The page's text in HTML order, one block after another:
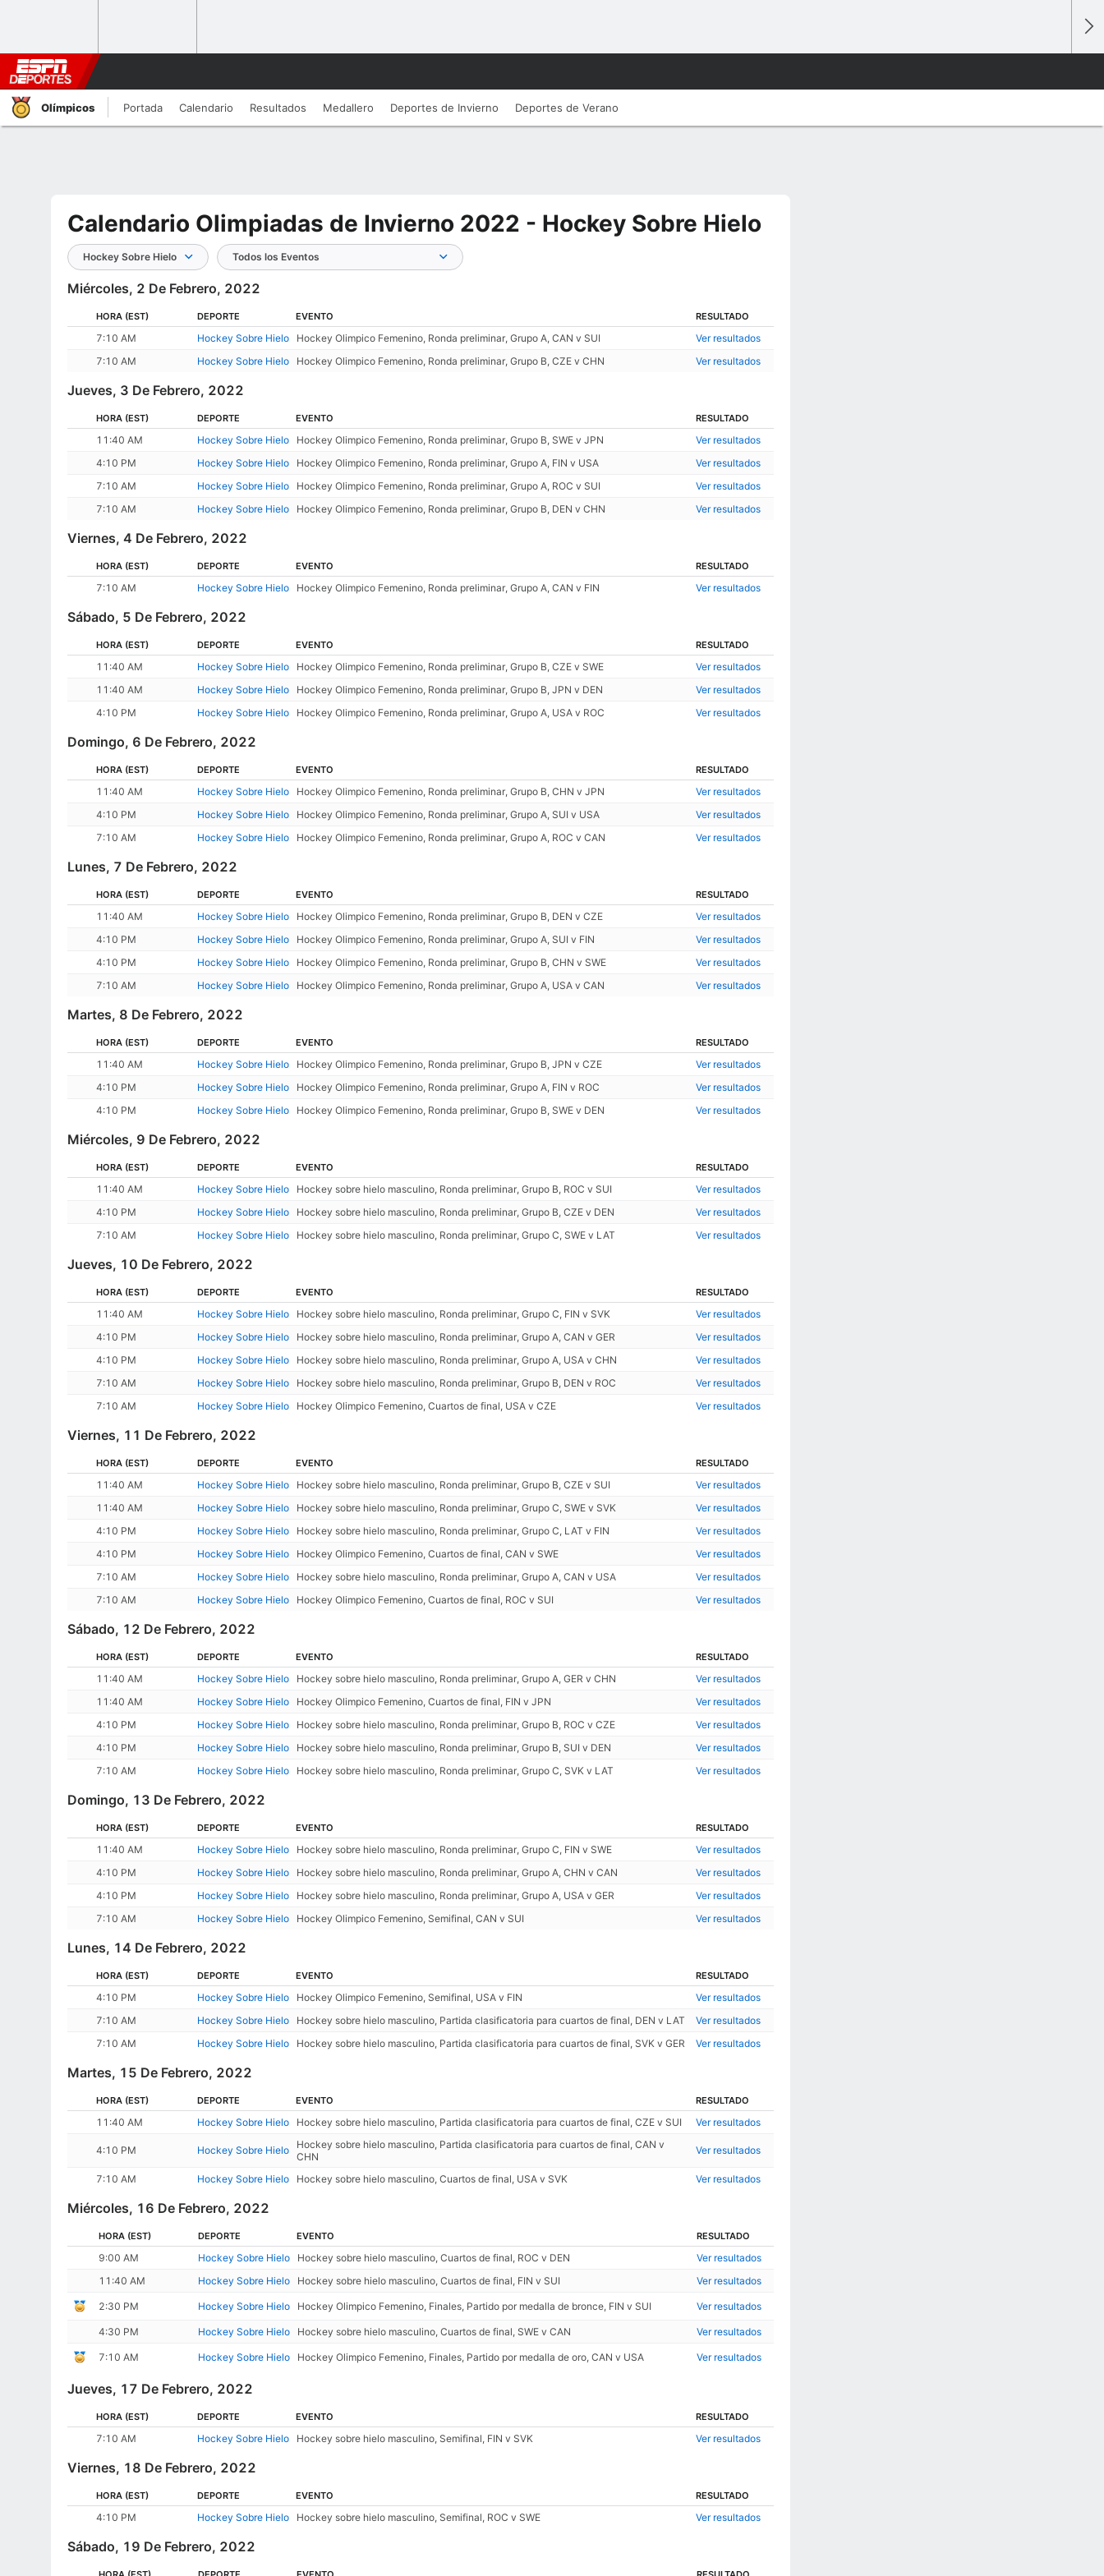
Olímpicos Portada Calendario Resultados Medallero Deportes de Invierno Deportes de Verano
Calendario Olimpiadas de Invierno 2022 - Hockey Sobre Hielo
Hockey Sobre Hielo Todos los Eventos
Miércoles, 2 De Febrero, 2022
HORA (EST) DEPORTE EVENTO RESULTADO
7:10 AM Hockey Sobre Hielo Hockey Olimpico Femenino, Ronda preliminar, Grupo A, CAN v SUI
Ver resultados
7:10 AM
Hockey Sobre Hielo Hockey Olimpico Femenino, Ronda preliminar, Grupo B, CZE v CHN Ver resultados
Jueves, 3 De Febrero, 2022
HORA (EST) DEPORTE EVENTO RESULTADO
11:40 AM Hockey Sobre Hielo Hockey Olimpico Femenino, Ronda preliminar, Grupo B, SWE v JPN
Ver resultados
4:10 PM
Hockey Sobre Hielo Hockey Olimpico Femenino, Ronda preliminar, Grupo A, FIN v USA
Ver resultados
7:10 AM
Hockey Sobre Hielo Hockey Olimpico Femenino, Ronda preliminar, Grupo A, ROC v SUI
Ver resultados
7:10 AM
Hockey Sobre Hielo Hockey Olimpico Femenino, Ronda preliminar, Grupo B, DEN v CHN Ver resultados
Viernes, 4 De Febrero, 2022
HORA (EST) DEPORTE EVENTO RESULTADO
7:10 AM Hockey Sobre Hielo Hockey Olimpico Femenino, Ronda preliminar, Grupo A, CAN v FIN Ver resultados
Sábado, 5 De Febrero, 2022
HORA (EST) DEPORTE EVENTO RESULTADO
11:40 AM Hockey Sobre Hielo Hockey Olimpico Femenino, Ronda preliminar, Grupo B, CZE v SWE
Ver resultados
11:40 AM
Hockey Sobre Hielo Hockey Olimpico Femenino, Ronda preliminar, Grupo B, JPN v DEN
Ver resultados
4:10 PM
Hockey Sobre Hielo Hockey Olimpico Femenino, Ronda preliminar, Grupo A, USA v ROC Ver resultados
Domingo, 6 De Febrero, 2022
HORA (EST) DEPORTE EVENTO RESULTADO
11:40 AM Hockey Sobre Hielo Hockey Olimpico Femenino, Ronda preliminar, Grupo B, CHN v JPN
Ver resultados
4:10 PM
Hockey Sobre Hielo Hockey Olimpico Femenino, Ronda preliminar, Grupo A, SUI v USA
Ver resultados
7:10 AM
Hockey Sobre Hielo Hockey Olimpico Femenino, Ronda preliminar, Grupo A, ROC v CAN Ver resultados
Lunes, 7 De Febrero, 2022
HORA (EST) DEPORTE EVENTO RESULTADO
11:40 AM Hockey Sobre Hielo Hockey Olimpico Femenino, Ronda preliminar, Grupo B, DEN v CZE
Ver resultados
4:10 PM
Hockey Sobre Hielo Hockey Olimpico Femenino, Ronda preliminar, Grupo A, SUI v FIN
Ver resultados
4:10 PM
Hockey Sobre Hielo Hockey Olimpico Femenino, Ronda preliminar, Grupo B, CHN v SWE
Ver resultados
7:10 AM
Hockey Sobre Hielo Hockey Olimpico Femenino, Ronda preliminar, Grupo A, USA v CAN Ver resultados
Martes, 8 De Febrero, 2022
HORA (EST) DEPORTE EVENTO RESULTADO
11:40 AM Hockey Sobre Hielo Hockey Olimpico Femenino, Ronda preliminar, Grupo B, JPN v CZE
Ver resultados
4:10 PM
Hockey Sobre Hielo Hockey Olimpico Femenino, Ronda preliminar, Grupo A, FIN v ROC
Ver resultados
4:10 PM
Hockey Sobre Hielo Hockey Olimpico Femenino, Ronda preliminar, Grupo B, SWE v DEN Ver resultados
Miércoles, 9 De Febrero, 2022
HORA (EST) DEPORTE EVENTO RESULTADO
11:40 AM Hockey Sobre Hielo Hockey sobre hielo masculino, Ronda preliminar, Grupo B, ROC v SUI
Ver resultados
4:10 PM
Hockey Sobre Hielo Hockey sobre hielo masculino, Ronda preliminar, Grupo B, CZE v DEN
Ver resultados
7:10 AM
Hockey Sobre Hielo Hockey sobre hielo masculino, Ronda preliminar, Grupo C, SWE v LAT Ver resultados
Jueves, 10 De Febrero, 2022
HORA (EST) DEPORTE EVENTO RESULTADO
11:40 AM Hockey Sobre Hielo Hockey sobre hielo masculino, Ronda preliminar, Grupo C, FIN v SVK
Ver resultados
4:10 PM
Hockey Sobre Hielo Hockey sobre hielo masculino, Ronda preliminar, Grupo A, CAN v GER
Ver resultados
4:10 PM
Hockey Sobre Hielo Hockey sobre hielo masculino, Ronda preliminar, Grupo A, USA v CHN
Ver resultados
7:10 AM
Hockey Sobre Hielo Hockey sobre hielo masculino, Ronda preliminar, Grupo B, DEN v ROC
Ver resultados
7:10 AM
Hockey Sobre Hielo Hockey Olimpico Femenino, Cuartos de final, USA v CZE Ver resultados
Viernes, 11 De Febrero, 2022
HORA (EST) DEPORTE EVENTO RESULTADO
11:40 AM Hockey Sobre Hielo Hockey sobre hielo masculino, Ronda preliminar, Grupo B, CZE v SUI
Ver resultados
11:40 AM
Hockey Sobre Hielo Hockey sobre hielo masculino, Ronda preliminar, Grupo C, SWE v SVK
Ver resultados
4:10 PM
Hockey Sobre Hielo Hockey sobre hielo masculino, Ronda preliminar, Grupo C, LAT v FIN
Ver resultados
4:10 PM
Hockey Sobre Hielo Hockey Olimpico Femenino, Cuartos de final, CAN v SWE
Ver resultados
7:10 AM
Hockey Sobre Hielo Hockey sobre hielo masculino, Ronda preliminar, Grupo A, CAN v USA
Ver resultados
7:10 AM
Hockey Sobre Hielo Hockey Olimpico Femenino, Cuartos de final, ROC v SUI Ver resultados
Sábado, 12 De Febrero, 2022
HORA (EST) DEPORTE EVENTO RESULTADO
11:40 AM Hockey Sobre Hielo Hockey sobre hielo masculino, Ronda preliminar, Grupo A, GER v CHN
Ver resultados
11:40 AM
Hockey Sobre Hielo Hockey Olimpico Femenino, Cuartos de final, FIN v JPN
Ver resultados
4:10 PM
Hockey Sobre Hielo Hockey sobre hielo masculino, Ronda preliminar, Grupo B, ROC v CZE
Ver resultados
4:10 PM
Hockey Sobre Hielo Hockey sobre hielo masculino, Ronda preliminar, Grupo B, SUI v DEN
Ver resultados
7:10 AM
Hockey Sobre Hielo Hockey sobre hielo masculino, Ronda preliminar, Grupo C, SVK v LAT Ver resultados
Domingo, 13 De Febrero, 2022
HORA (EST) DEPORTE EVENTO RESULTADO
11:40 AM Hockey Sobre Hielo Hockey sobre hielo masculino, Ronda preliminar, Grupo C, FIN v SWE
Ver resultados
4:10 PM
Hockey Sobre Hielo Hockey sobre hielo masculino, Ronda preliminar, Grupo A, CHN v CAN
Ver resultados
4:10 PM
Hockey Sobre Hielo Hockey sobre hielo masculino, Ronda preliminar, Grupo A, USA v GER
Ver resultados
7:10 AM
Hockey Sobre Hielo Hockey Olimpico Femenino, Semifinal, CAN v SUI Ver resultados
Lunes, 14 De Febrero, 2022
HORA (EST) DEPORTE EVENTO RESULTADO
4:10 PM Hockey Sobre Hielo Hockey Olimpico Femenino, Semifinal, USA v FIN
Ver resultados
7:10 AM
Hockey Sobre Hielo Hockey sobre hielo masculino, Partida clasificatoria para cuartos de final, DEN v LAT
Ver resultados
7:10 AM
Hockey Sobre Hielo Hockey sobre hielo masculino, Partida clasificatoria para cuartos de final, SVK v GER Ver resultados
Martes, 15 De Febrero, 2022
HORA (EST) DEPORTE EVENTO RESULTADO
11:40 AM Hockey Sobre Hielo Hockey sobre hielo masculino, Partida clasificatoria para cuartos de final, CZE v SUI Ver resultados
4:10 PM Hockey Sobre Hielo
Hockey sobre hielo masculino, Partida clasificatoria para cuartos de final, CAN v
CHN
Ver resultados
7:10 AM Hockey Sobre Hielo Hockey sobre hielo masculino, Cuartos de final, USA v SVK Ver resultados
Miércoles, 16 De Febrero, 2022
HORA (EST) DEPORTE EVENTO RESULTADO
9:00 AM Hockey Sobre Hielo Hockey sobre hielo masculino, Cuartos de final, ROC v DEN
Ver resultados
11:40 AM
Hockey Sobre Hielo Hockey sobre hielo masculino, Cuartos de final, FIN v SUI Ver resultados
2:30 PM Hockey Sobre Hielo Hockey Olimpico Femenino, Finales, Partido por medalla de bronce, FIN v SUI Ver resultados
4:30 PM Hockey Sobre Hielo Hockey sobre hielo masculino, Cuartos de final, SWE v CAN Ver resultados
7:10 AM Hockey Sobre Hielo Hockey Olimpico Femenino, Finales, Partido por medalla de oro, CAN v USA Ver resultados
Jueves, 17 De Febrero, 2022
HORA (EST) DEPORTE EVENTO RESULTADO
7:10 AM Hockey Sobre Hielo Hockey sobre hielo masculino, Semifinal, FIN v SVK Ver resultados
Viernes, 18 De Febrero, 2022
HORA (EST) DEPORTE EVENTO RESULTADO
4:10 PM Hockey Sobre Hielo Hockey sobre hielo masculino, Semifinal, ROC v SWE Ver resultados
Sábado, 19 De Febrero, 2022